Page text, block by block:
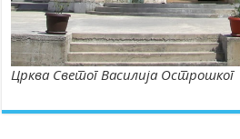
Црква Светог Василија Острошког